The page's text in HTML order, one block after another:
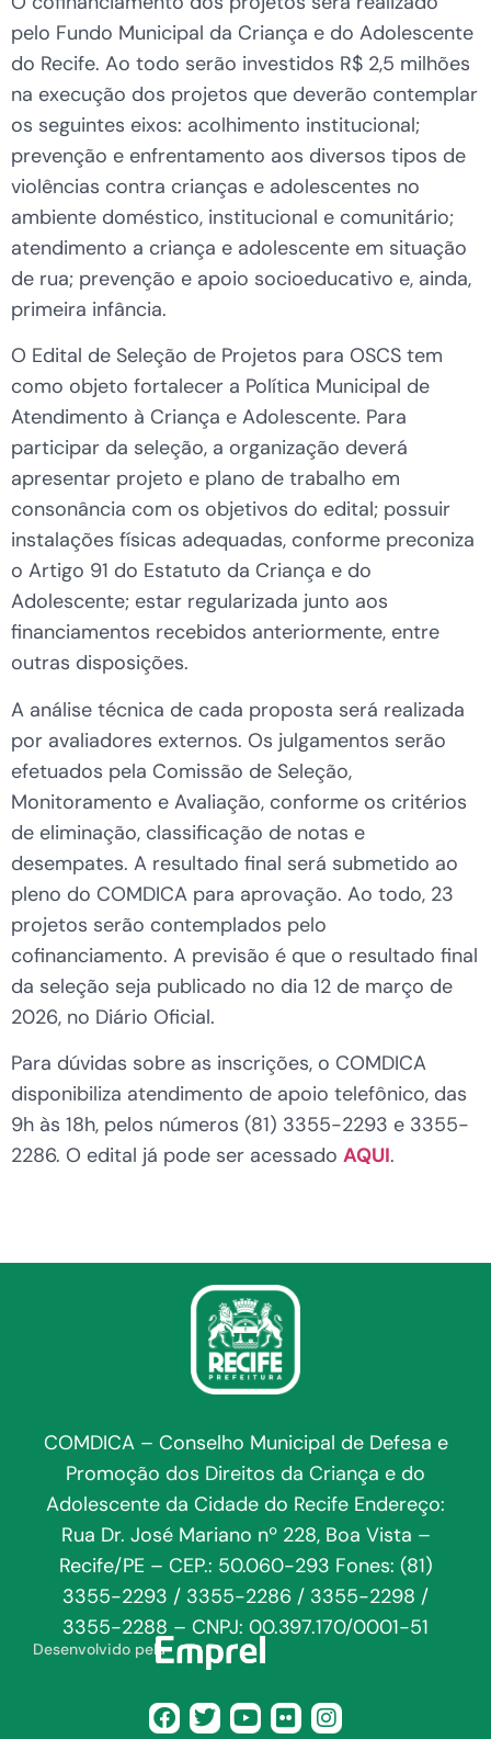
pelo Fundo Municipal da Criança e do Adolescente
do Recife. Ao todo serão investidos R$ 2,5 milhões
na execução dos projetos que deverão contemplar
os seguintes eixos: acolhimento institucional;
prevenção e enfrentamento aos diversos tipos de
violências contra crianças e adolescentes no
ambiente doméstico, institucional e comunitário;
atendimento a criança e adolescente em situação
de rua; prevenção e apoio socioeducativo e, ainda,
primeira infância.
O Edital de Seleção de Projetos para OSCS tem
como objeto fortalecer a Política Municipal de
Atendimento à Criança e Adolescente. Para
participar da seleção, a organização deverá
apresentar projeto e plano de trabalho em
consonância com os objetivos do edital; possuir
instalações físicas adequadas, conforme preconiza
o Artigo 91 do Estatuto da Criança e do
Adolescente; estar regularizada junto aos
financiamentos recebidos anteriormente, entre
outras disposições.
A análise técnica de cada proposta será realizada
por avaliadores externos. Os julgamentos serão
efetuados pela Comissão de Seleção,
Monitoramento e Avaliação, conforme os critérios
de eliminação, classificação de notas e
desempates. A resultado final será submetido ao
pleno do COMDICA para aprovação. Ao todo, 23
projetos serão contemplados pelo
cofinanciamento. A previsão é que o resultado final
da seleção seja publicado no dia 12 de março de
2026, no Diário Oficial.
Para dúvidas sobre as inscrições, o COMDICA
disponibiliza atendimento de apoio telefônico, das
9h às 18h, pelos números (81) 3355-2293 e 3355-
2286. O edital já pode ser acessado AQUI.
COMDICA – Conselho Municipal de Defesa e
Promoção dos Direitos da Criança e do
Adolescente da Cidade do Recife Endereço:
Rua Dr. José Mariano nº 228, Boa Vista –
Recife/PE – CEP.: 50.060-293 Fones: (81)
3355-2293 / 3355-2286 / 3355-2298 /
3355-2288 – CNPJ: 00.397.170/0001-51
Desenvolvido pela